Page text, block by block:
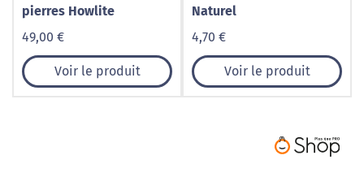
pierres Howlite
49,00 €
Voir le produit
Naturel
4,70 €
Voir le produit